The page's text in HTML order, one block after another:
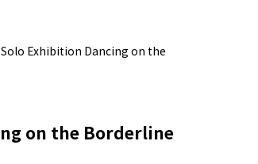
Solo Exhibition Dancing on the
on the Borderline